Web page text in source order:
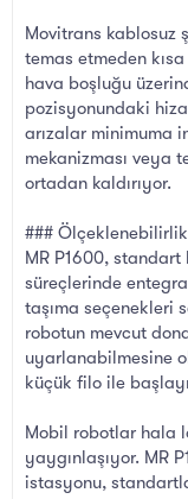
Movitrans kablosuz
temas etmeden
hava boşluğu
pozisyonundaki
arızalar minimuma
mekanizması veya
ortadan kaldırıyor.
###
MR P1600,
süreçlerinde
taşıma seçenekleri
robotun mevcut
uyarlanabilmesine
küçük filo ile
Mobil robotlar hala
yaygınlaşıyor. MR
istasyonu,